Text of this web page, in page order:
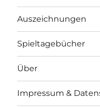
Auszeichnungen
Spieltagebücher
Über
Impressum &